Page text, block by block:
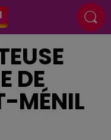
DE
MÉNIL